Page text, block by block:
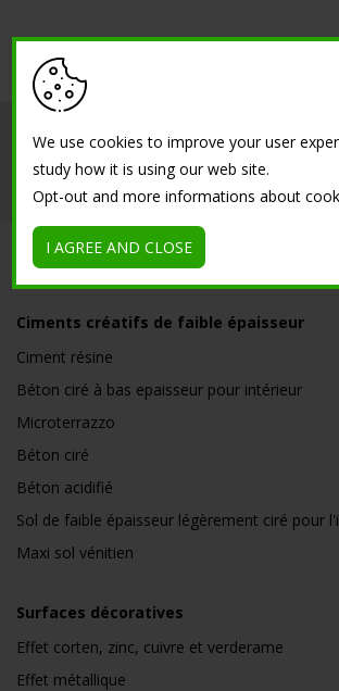
Société Intérieur
Références Contacts
SOLUTIONS
Ciments créatifs de faible épaisseur
Ciment résine
Béton ciré à bas epaisseur pour intérieur
Microterrazzo
Béton ciré
Béton acidifié
Sol de faible épaisseur légèrement ciré pour
Maxi sol vénitien
Surfaces décoratives
Effet corten, zinc, cuivre et verderame
Effet métallique
We use cookies to improve your user
study how it is using our web site.
Opt-out and more informations about
I AGREE AND CLOSE